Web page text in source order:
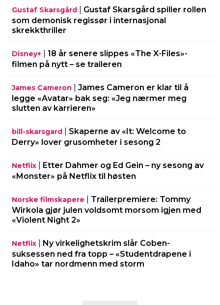
Gustaf Skarsgård
Gustaf Skarsgård spiller rollen
som demonisk regissør i internasjonal
skrekkthriller
Disney+
18 år senere slippes «The X-Files»-
filmen på nytt – se traileren
James Cameron
James Cameron er klar til å
legge «Avatar» bak seg: «Jeg nærmer meg
slutten av karrieren»
bill-skarsgard
Skaperne av «It: Welcome to
Derry» lover grusomheter i sesong 2
Netflix
Etter Dahmer og Ed Gein – ny sesong av
«Monster» på Netflix til høsten
Norske filmskapere
Trailerpremiere: Tommy
Wirkola gjør julen voldsomt morsom igjen med
«Violent Night 2»
Netflix
Ny virkelighetskrim slår Coben-
suksessen ned fra topp – «Studentdrapene i
Idaho» tar nordmenn med storm